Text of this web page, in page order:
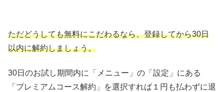
ただどうしても無料にこだわるなら、登録してから30日
以内に解約しましょう。
30日のお試し期間内に「メニュー」の「設定」にある
「プレミアムコース解約」を選択すれば１円も払わずに退